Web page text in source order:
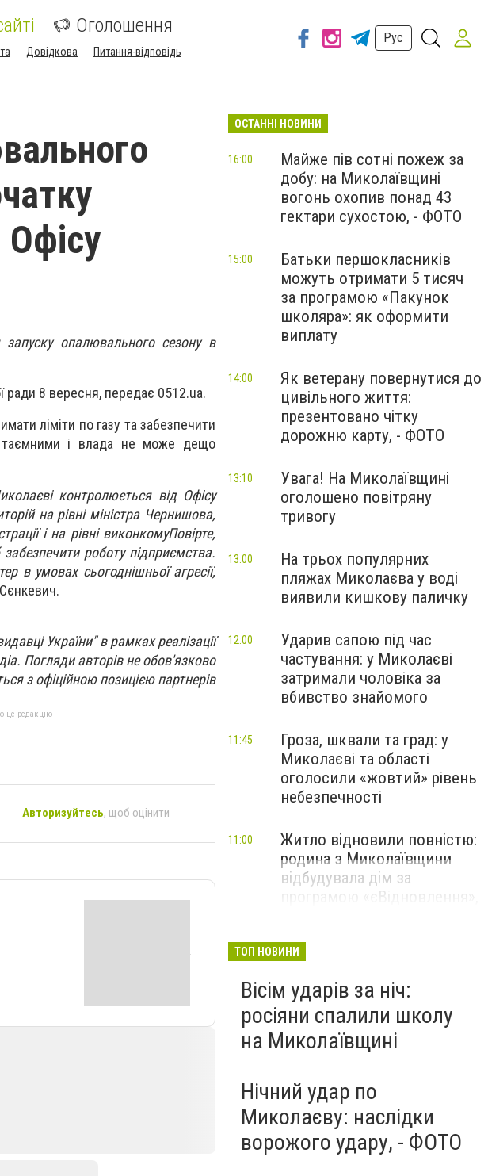
Оголошення
Довідкова Питання-відповідь
Рус
Офісу
опалювального сезону в
ради 8 вересня, передає 0512.ua.
ліміти по газу та забезпечити
таємними і влада не може дещо
контролюється від Офісу
на рівні міністра Чернишова,
і на рівні виконкомуПовірте,
роботу підприємства.
в умовах сьогоднішньої агресії,
України" в рамках реалізації
Погляди авторів не обов'язково
з офіційною позицією партнерів
це редакцію
Авторизуйтесь, щоб оцінити
ОСТАННІ НОВИНИ
Майже пів сотні пожеж за
добу: на Миколаївщині
вогонь охопив понад 43
гектари сухостою, - ФОТО
16:00
Батьки першокласників
можуть отримати 5 тисяч
за програмою «Пакунок
школяра»: як оформити
виплату
15:00
Як ветерану повернутися до
цивільного життя:
презентовано чітку
дорожню карту, - ФОТО
14:00
Увага! На Миколаївщині
оголошено повітряну
тривогу
13:10
На трьох популярних
пляжах Миколаєва у воді
виявили кишкову паличку
13:00
Ударив сапою під час
частування: у Миколаєві
затримали чоловіка за
вбивство знайомого
12:00
Гроза, шквали та град: у
Миколаєві та області
оголосили «жовтий» рівень
небезпечності
11:45
Житло відновили повністю:
родина з Миколаївщини
відбудувала дім за
програмою «єВідновлення»,
11:00
ТОП НОВИНИ
Вісім ударів за ніч:
росіяни спалили школу
на Миколаївщині
Нічний удар по
Миколаєву: наслідки
ворожого удару, - ФОТО